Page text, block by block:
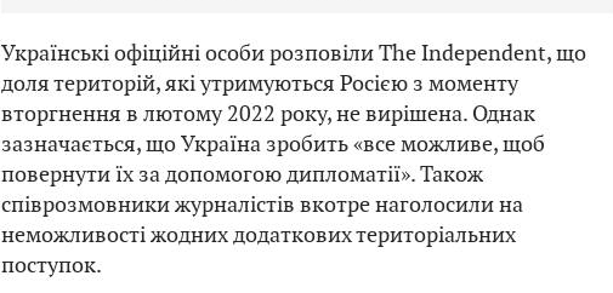
Українські офіційні особи розповіли The Independent, що
доля територій, які утримуються Росією з моменту
вторгнення в лютому 2022 року, не вирішена. Однак
зазначається, що Україна зробить «все можливе, щоб
повернути їх за допомогою дипломатії». Також
співрозмовники журналістів вкотре наголосили на
неможливості жодних додаткових територіальних
поступок.